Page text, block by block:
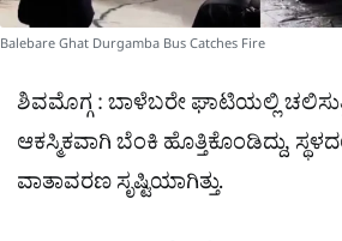
Balebare Ghat Durgamba Bus Catches Fire
ಶಿವಮೊಗ್ಗ : ಬಾಳೆಬರೇ ಘಾಟಿಯಲ್ಲಿ
ಆಕಸ್ಮಿಕವಾಗಿ ಬೆಂಕಿ ಹೊತ್ತಿಕೊಂಡಿದ್ದು,
ವಾತಾವರಣ ಸೃಷ್ಟಿಯಾಗಿತ್ತು.